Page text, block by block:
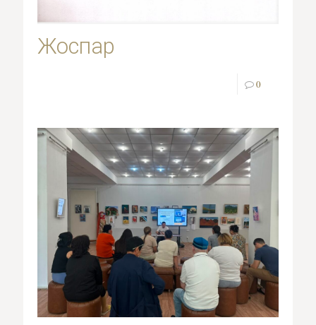
Жоспар
0